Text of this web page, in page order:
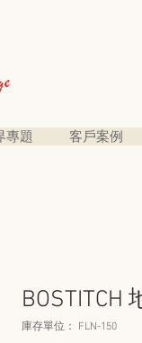
專題 客戶案例
BOSTITCH
庫存單位： FLN-150